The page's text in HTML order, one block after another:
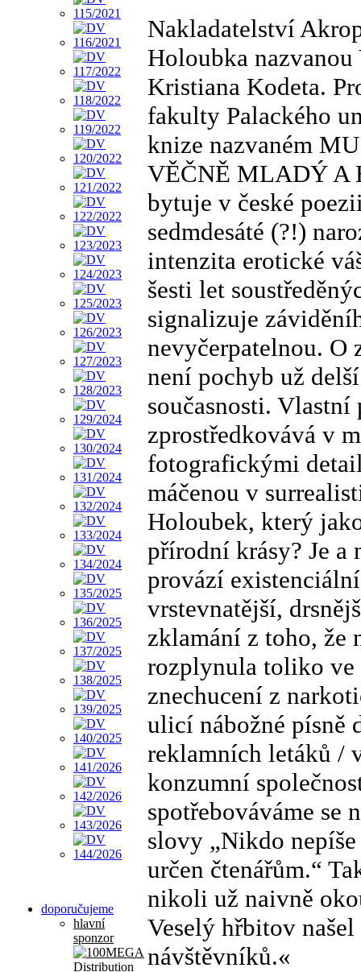
doporučujeme
hlavní
sponzor
Nakladatelství
Holoubka
Kristiana Kodeta.
fakulty Palackého
knize nazvaném
VĚČNĚ MLADÝ A
bytuje v české
sedmdesáté (?!)
intenzita erotické
šesti let
signalizuje
nevyčerpatelnou. O
není pochyb už
současnosti.
zprostředkovává v
fotografickými
máčenou v
Holoubek, který
přírodní krásy? Je
provází
vrstevnatější,
zklamání z toho, že
rozplynula toliko ve
znechucení z
ulicí nábožné písně
reklamních letáků /
konzumní
spotřebováváme se
slovy „Nikdo
určen čtenářům.“
nikoli už naivně
Veselý hřbitov
návštěvníků.«